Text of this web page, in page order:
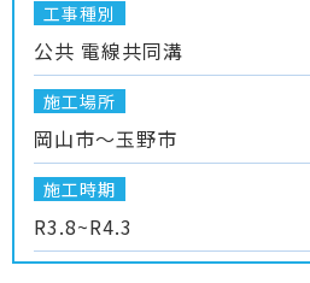
工事種別
公共 電線共同溝
施工場所
岡山市～玉野市
施工時期
R3.8~R4.3